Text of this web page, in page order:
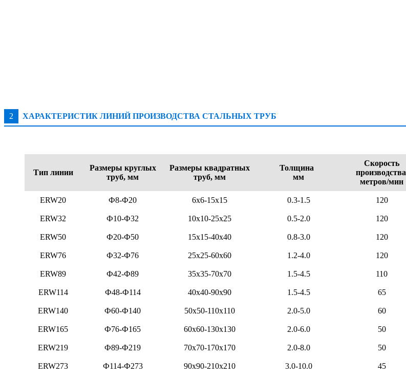
2 ХАРАКТЕРИСТИК ЛИНИЙ ПРОИЗВОДСТВА СТАЛЬНЫХ ТРУБ
Тип линии
Размеры круглых
труб, мм
Размеры квадратных
труб, мм
Толщина
мм
Скорость
производства
метров/мин
ERW20 Ф8-Ф20 6x6-15x15 0.3-1.5 120
ERW32 Ф10-Ф32 10x10-25x25 0.5-2.0 120
ERW50 Ф20-Ф50 15x15-40x40 0.8-3.0 120
ERW76 Ф32-Ф76 25x25-60x60 1.2-4.0 120
ERW89 Ф42-Ф89 35x35-70x70 1.5-4.5 110
ERW114 Ф48-Ф114 40x40-90x90 1.5-4.5 65
ERW140 Ф60-Ф140 50x50-110x110 2.0-5.0 60
ERW165 Ф76-Ф165 60x60-130x130 2.0-6.0 50
ERW219 Ф89-Ф219 70x70-170x170 2.0-8.0 50
ERW273 Ф114-Ф273 90x90-210x210 3.0-10.0 45